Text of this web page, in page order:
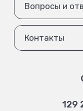
Вопросы и
Контакты
129